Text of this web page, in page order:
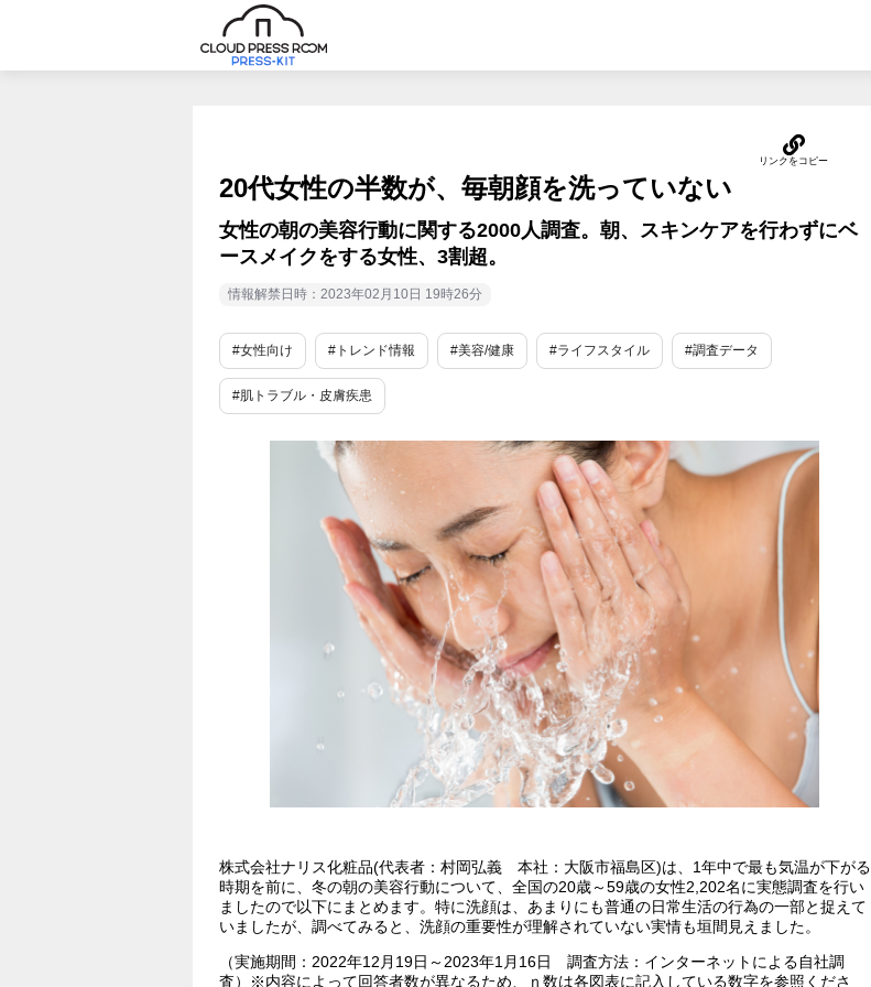
20代女性の半数が、毎朝顔を洗っていない
女性の朝の美容行動に関する2000人調査。朝、スキンケアを行わずにベ
ースメイクをする女性、3割超。
情報解禁日時：2023年02月10日 19時26分
#女性向け #トレンド情報 #美容/健康 #ライフスタイル #調査データ
#肌トラブル・皮膚疾患
株式会社ナリス化粧品(代表者：村岡弘義 本社：大阪市福島区)は、1年中で最も気温が下がる
時期を前に、冬の朝の美容行動について、全国の20歳～59歳の女性2,202名に実態調査を行い
ましたので以下にまとめます。特に洗顔は、あまりにも普通の日常生活の行為の一部と捉えて
いましたが、調べてみると、洗顔の重要性が理解されていない実情も垣間見えました。
（実施期間：2022年12月19日～2023年1月16日 調査方法：インターネットによる自社調
査）※内容によって回答者数が異なるため、ｎ数は各図表に記入している数字を参照くださ